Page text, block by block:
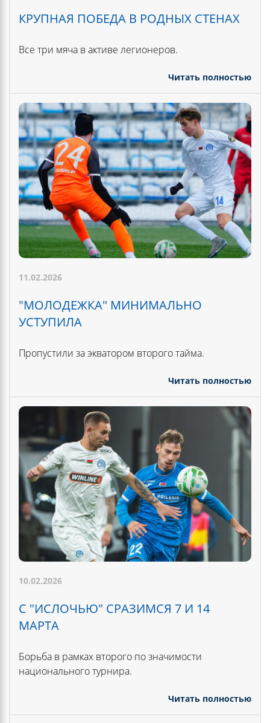
КРУПНАЯ ПОБЕДА В РОДНЫХ СТЕНАХ
Все три мяча в активе легионеров.
Читать полностью
11.02.2026
"МОЛОДЕЖКА" МИНИМАЛЬНО
УСТУПИЛА
Пропустили за экватором второго тайма.
Читать полностью
10.02.2026
С "ИСЛОЧЬЮ" СРАЗИМСЯ 7 И 14
МАРТА
Борьба в рамках второго по значимости
национального турнира.
Читать полностью